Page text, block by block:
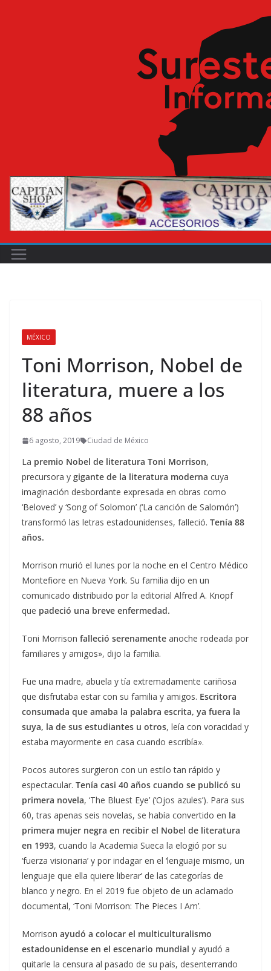
MÉXICO
Toni Morrison, Nobel de
literatura, muere a los
88 años
6 agosto, 2019 Ciudad de México
La premio Nobel de literatura Toni Morrison,
precursora y gigante de la literatura moderna cuya
imaginación desbordante expresada en obras como
‘Beloved’ y ‘Song of Solomon’ (‘La canción de Salomón’)
transformó las letras estadounidenses, falleció. Tenía 88
años.
Morrison murió el lunes por la noche en el Centro Médico
Montefiore en Nueva York. Su familia dijo en un
comunicado distribuido por la editorial Alfred A. Knopf
que padeció una breve enfermedad.
Toni Morrison falleció serenamente anoche rodeada por
familiares y amigos», dijo la familia.
Fue una madre, abuela y tía extremadamente cariñosa
que disfrutaba estar con su familia y amigos. Escritora
consumada que amaba la palabra escrita, ya fuera la
suya, la de sus estudiantes u otros, leía con voracidad y
estaba mayormente en casa cuando escribía».
Pocos autores surgieron con un estilo tan rápido y
espectacular. Tenía casi 40 años cuando se publicó su
primera novela, ‘The Bluest Eye’ (‘Ojos azules’). Para sus
60, tras apenas seis novelas, se había convertido en la
primera mujer negra en recibir el Nobel de literatura
en 1993, cuando la Academia Sueca la elogió por su
‘fuerza visionaria’ y por indagar en el ‘lenguaje mismo, un
lenguaje que ella quiere liberar’ de las categorías de
blanco y negro. En el 2019 fue objeto de un aclamado
documental, ‘Toni Morrison: The Pieces I Am’.
Morrison ayudó a colocar el multiculturalismo
estadounidense en el escenario mundial y ayudó a
quitarle la censura al pasado de su país, desenterrando